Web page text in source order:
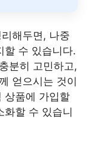
해두면, 나중
할 수 있습니다.
분히 고민하고,
얻으시는 것이
상품에 가입할
화할 수 있습니